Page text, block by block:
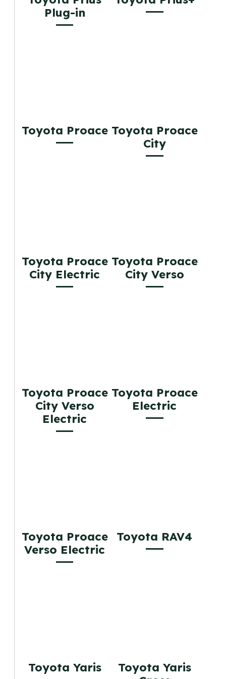
Plug-in
Toyota Proace Toyota Proace
City
Toyota Proace
City Electric
Toyota Proace
City Verso
Toyota Proace
City Verso
Electric
Toyota Proace
Electric
Toyota Proace
Verso Electric
Toyota RAV4
Toyota Yaris
Toyota Yaris